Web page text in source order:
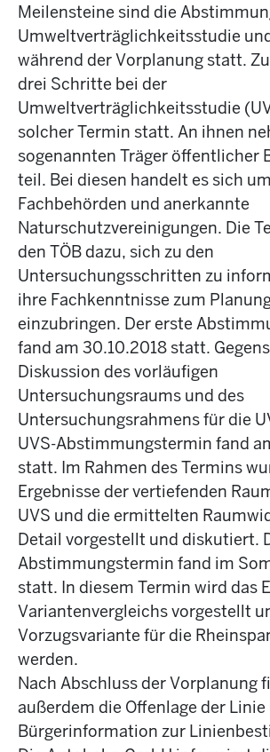
Meilensteine sind die
Umweltverträglichkeitsstudie
während der Vorplanung statt.
drei Schritte bei der
Umweltverträglichkeitsstudie
solcher Termin statt. An ihnen
sogenannten Träger öffentlicher
teil. Bei diesen handelt es sich
Fachbehörden und anerkannte
Naturschutzvereinigungen. Die
den TÖB dazu, sich zu den
Untersuchungsschritten zu
ihre Fachkenntnisse zum
einzubringen. Der erste
fand am 30.10.2018 statt.
Diskussion des vorläufigen
Untersuchungsraums und des
Untersuchungsrahmens für die
UVS-Abstimmungstermin fand
statt. Im Rahmen des Termins
Ergebnisse der vertiefenden
UVS und die ermittelten
Detail vorgestellt und diskutiert.
Abstimmungstermin fand im
statt. In diesem Termin wird das
Variantenvergleichs vorgestellt
Vorzugsvariante für die
werden.
Nach Abschluss der Vorplanung
außerdem die Offenlage der Linie
Bürgerinformation zur